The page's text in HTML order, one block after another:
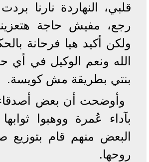
قلبي، النهاردة نارنا بردت
رجع، مفيش حاجة
ولكن أكيد هيا فرحانة
الله ونعم الوكيل في أي
بنتي بطريقة مش كويسة.
وأوضحت أن بعض أصدقاء
بآداء عُمرة ووهبوا
البعض منهم قام
روحها.